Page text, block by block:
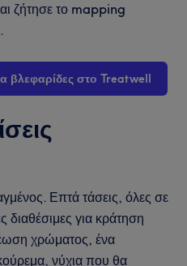
ζήτησε το mapping
βλεφαρίδες στο Treatwell
Επτά τάσεις, όλες σε
για κράτηση
χρώματος, ένα
νύχια που θα